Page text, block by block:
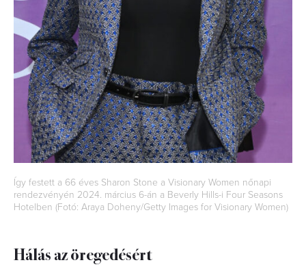
Így festett a 66 éves Sharon Stone a Visionary Women nőnapi
rendezvényén 2024. március 6-án a Beverly Hills-i Four Seasons
Hotelben (Fotó: Araya Doheny/Getty Images for Visionary Women)
Hálás az öregedésért